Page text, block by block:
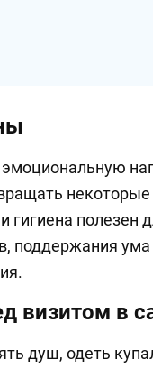
гигиена полезен
поддержания ума
визитом в
душ, одеть